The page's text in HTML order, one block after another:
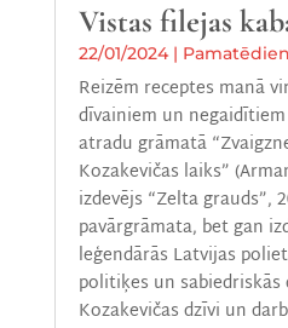
Vistas filejas
22/01/2024|
Reizēm receptes manā
dīvainiem un
atradu grāmatā
Kozakevičas laiks”
izdevējs “Zelta grauds”,
pavārgrāmata, bet gan
leģendārās Latvijas
politiķes un sabiedriskās
Kozakevičas dzīvi un